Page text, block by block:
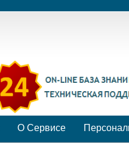
О Сервисе